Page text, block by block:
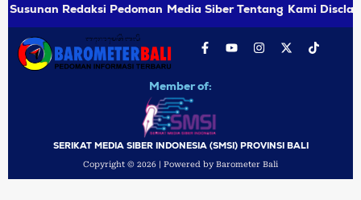
Susunan Redaksi Pedoman Media Siber Tentang Kami
Member of:
SERIKAT MEDIA SIBER INDONESIA (SMSI) PROVINSI BALI
Copyright © 2026 | Powered by Barometer Bali